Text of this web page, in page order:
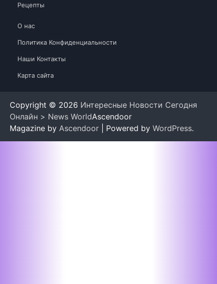
Рецепты
О нас
Политика Конфиденциальности
Наши Контакты
Карта сайта
Copyright © 2026 Интересные Новости Сегодня
Онлайн > News WorldAscendoor
Magazine by Ascendoor | Powered by WordPress.